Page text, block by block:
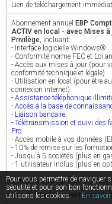
Lien de téléchargement
Abonnement annuel EBP
ACTIV en local - avec Mises
Privilège, incluant:
- Interface logicielle Windows®.
- Conformité norme FEC et Loi
- Accès aux mises à jour (pour
conformité technique et légale).
- Utilisation en local (pour être
connexion internet).
- Assistance téléphonique
- Accès à la base de
- Liaison bancaire.
- Télétransmission et suivi des
Pro.
- Accès mobile à vos données
- 10% de remise sur les
- Jusqu'à 5 sociétés (plus en
- 1 utilisateur inclus (plus en
Lien de téléchargement
Lien de téléchargement
Pour vous permettre de naviguer
sécutité et pour son bon
utilisons les cookies.
En